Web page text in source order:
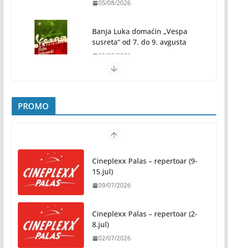
05/08/2026
Banja Luka domaćin „Vespa
susreta“ od 7. do 9. avgusta
05/08/2026
05/08/2026
Humanost nadmašila sva očekivanja: Freshwave
akcija darivanja krvi odjeknula širom BiH
04/08/2026
Zašto hiljade ljudi istovremeno osjećaju isto?
Nauka iza festivalske energije
04/08/2026
Besplatni udžbenici za sve
PROMO
Cineplexx Palas – repertoar (9-
15.jul)
09/07/2026
Cineplexx Palas – repertoar (2-
8.jul)
02/07/2026